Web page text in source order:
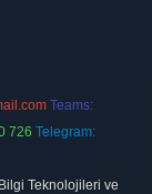
Teams:
726 Telegram:
Teknolojileri ve